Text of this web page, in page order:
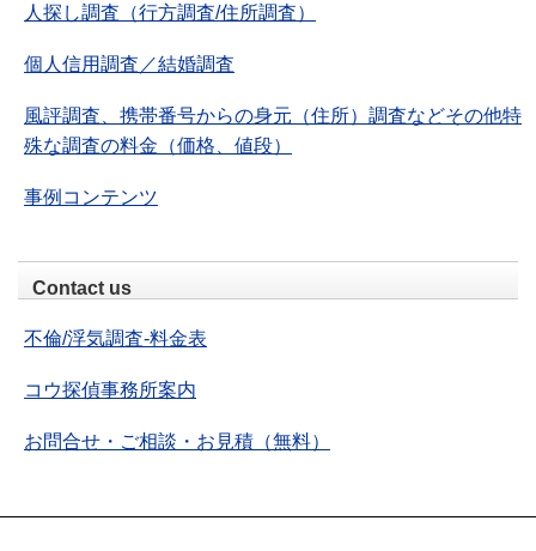
人探し調査（行方調査/住所調査）
個人信用調査／結婚調査
風評調査、携帯番号からの身元（住所）調査などその他特
殊な調査の料金（価格、値段）
事例コンテンツ
Contact us
不倫/浮気調査-料金表
コウ探偵事務所案内
お問合せ・ご相談・お見積（無料）